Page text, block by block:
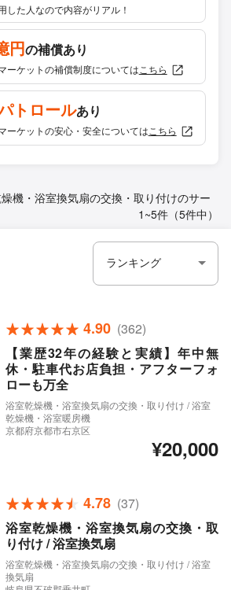
した人なので内容がリアル！
円の補償あり
ーケットの補償制度については こちら
トロールあり
ーケットの安心・安全については こちら
機・浴室換気扇の交換・取り付けのサー
1~5件（5件中）
4.90 (362)
【業歴32年の経験と実績】年中無
休・駐車代お店負担・アフターフォ
ローも万全
浴室乾燥機・浴室換気扇の交換・取り付け / 浴室
乾燥機・浴室暖房機
京都府京都市右京区
¥20,000
4.78 (37)
浴室乾燥機・浴室換気扇の交換・取
り付け / 浴室換気扇
浴室乾燥機・浴室換気扇の交換・取り付け / 浴室
換気扇